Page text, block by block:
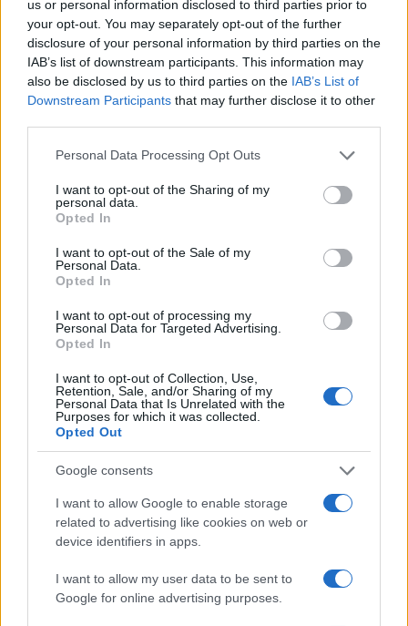
us or personal information disclosed to third parties prior to
your opt-out. You may separately opt-out of the further
disclosure of your personal information by third parties on the
IAB’s list of downstream participants. This information may
also be disclosed by us to third parties on the IAB’s List of
Downstream Participants that may further disclose it to other
Please note that this website/app uses one or more Google
not limited to your visit or usage behaviour. You may click to
grant or deny consent to Google and its third-party tags to
use your data for below specified purposes in below Google
consent section.
Personal Data Processing Opt Outs
I want to opt-out of the Sharing of my
personal data.
Opted In
I want to opt-out of the Sale of my
Personal Data.
Opted In
I want to opt-out of processing my
Personal Data for Targeted Advertising.
Opted In
I want to opt-out of Collection, Use,
Retention, Sale, and/or Sharing of my
Personal Data that Is Unrelated with the
Purposes for which it was collected.
Opted Out
Google consents
I want to allow Google to enable storage
related to advertising like cookies on web or
device identifiers in apps.
I want to allow my user data to be sent to
Google for online advertising purposes.
Compra tu coche de segunda mano en
Heycar
¿Estás pensando en renovar tu coche? Apostar por…
Los coches más buscados
AUTOMOVIL